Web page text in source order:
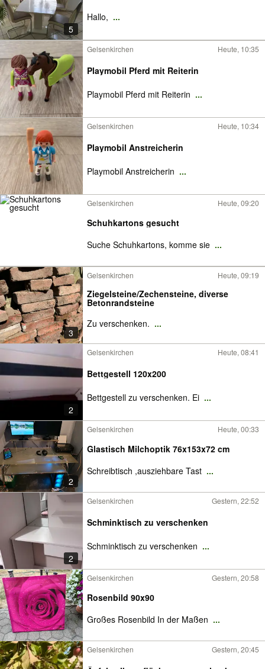
5
Hallo, ...
Gelsenkirchen Heute, 10:35
Playmobil Pferd mit Reiterin
Playmobil Pferd mit Reiterin ...
Gelsenkirchen Heute, 10:34
Playmobil Anstreicherin
Playmobil Anstreicherin ...
Gelsenkirchen Heute, 09:20
Schuhkartons gesucht
Suche Schuhkartons, komme sie ...
3
Gelsenkirchen Heute, 09:19
Ziegelsteine/Zechensteine, diverse
Betonrandsteine
Zu verschenken. ...
2
Gelsenkirchen Heute, 08:41
Bettgestell 120x200
Bettgestell zu verschenken. Ei ...
2
Gelsenkirchen Heute, 00:33
Glastisch Milchoptik 76x153x72 cm
Schreibtisch ,ausziehbare Tast ...
2
Gelsenkirchen Gestern, 22:52
Schminktisch zu verschenken
Schminktisch zu verschenken ...
Gelsenkirchen Gestern, 20:58
Rosenbild 90x90
Großes Rosenbild In der Maßen ...
Gelsenkirchen Gestern, 20:45